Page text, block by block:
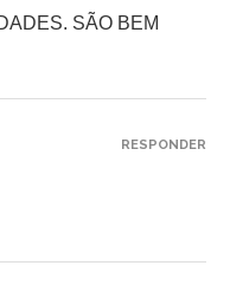
SÃO BEM
RESPONDER